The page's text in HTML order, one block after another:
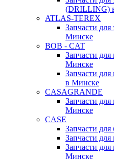
(DRILLING)
ATLAS-TEREX
Запчасти
Минске
BOB - CAT
Запчасти
Минске
Запчасти
в Минске
CASAGRANDE
Запчасти
Минске
CASE
Запчасти
Запчасти
Запчасти
Минске